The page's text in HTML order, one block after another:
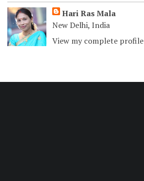
Hari Ras Mala
New Delhi, India
View my complete profile